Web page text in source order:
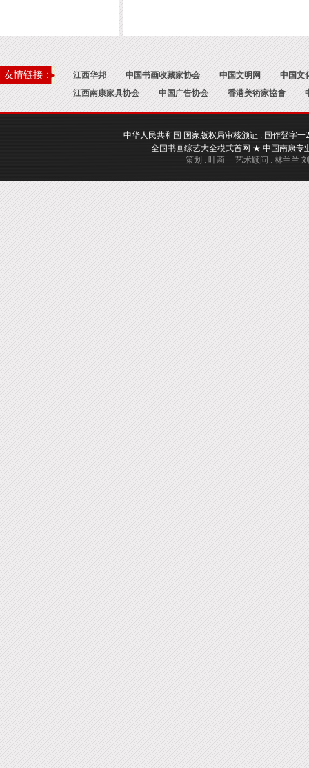
友情链接： 江西华邦 中国书画收藏家协会 中国文明网
中国文
江西南康家具协会
中国广告协会 香港美術家協會
中华人民共和国 国家版权局审核颁证 : 国作登字
全国书画综艺大全模式首网 ★ 中国南康
策划 : 叶莉 艺术顾问 : 林兰兰